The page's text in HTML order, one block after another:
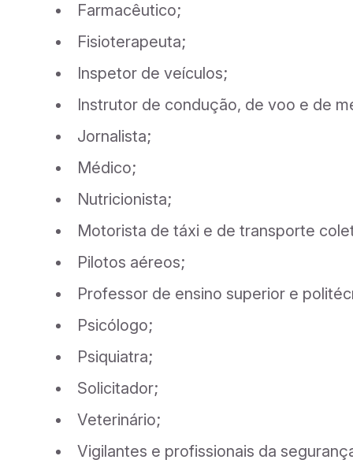
Farmacêutico;
Fisioterapeuta;
Inspetor de veículos;
Instrutor de condução, de voo e de
Jornalista;
Médico;
Nutricionista;
Motorista de táxi e de transporte
Pilotos aéreos;
Professor de ensino superior e
Psicólogo;
Psiquiatra;
Solicitador;
Veterinário;
Vigilantes e profissionais da